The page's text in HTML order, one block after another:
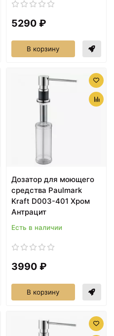
5290 ₽
В корзину
Дозатор для моющего
средства Paulmark
Kraft D003-401 Хром
Антрацит
Есть в наличии
3990 ₽
В корзину